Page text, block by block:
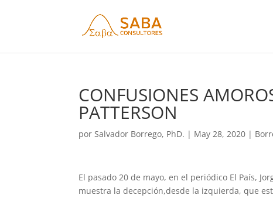
CONFUSIONES
PATTERSON
porSalvador Borrego, PhD. | May 28, 2020 |
El pasado 20 de mayo, en el periódico El País,
muestra la decepción,desde la izquierda, que